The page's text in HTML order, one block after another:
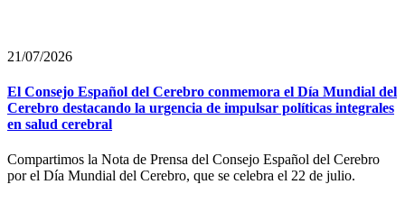
21/07/2026
El Consejo Español del Cerebro conmemora el Día Mundial del
Cerebro destacando la urgencia de impulsar políticas integrales
en salud cerebral
Compartimos la Nota de Prensa del Consejo Español del Cerebro
por el Día Mundial del Cerebro, que se celebra el 22 de julio.